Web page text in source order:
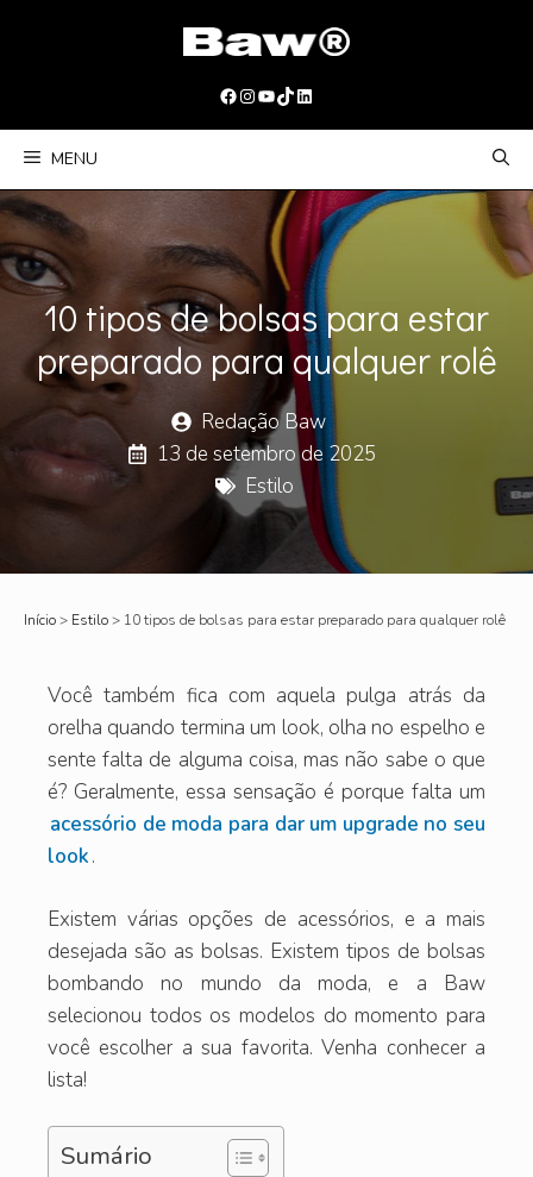
Facebook
Instagram
Youtube
TikTokLinkedIn
MENU
10 tipos de bolsas para estar
preparado para qualquer rolê
Redação Baw
13 de setembro de 2025
Estilo
Início> Estilo> 10 tipos de bolsas para estar preparado para qualquer rolê
Você também fica com aquela pulga atrás da
orelha quando termina um look, olha no espelho e
sente falta de alguma coisa, mas não sabe o que
é? Geralmente, essa sensação é porque falta um
acessório de moda para dar um upgrade no seu
look.
Existem várias opções de acessórios, e a mais
desejada são as bolsas. Existem tipos de bolsas
bombando no mundo da moda, e a Baw
selecionou todos os modelos do momento para
você escolher a sua favorita. Venha conhecer a
lista!
Sumário